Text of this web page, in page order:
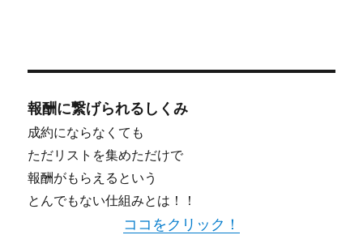
報酬に繋げられるしくみ
成約にならなくても
ただリストを集めただけで
報酬がもらえるという
とんでもない仕組みとは！！
ココをクリック！